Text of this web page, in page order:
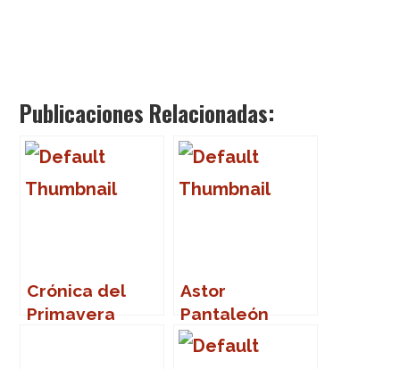
Publicaciones Relacionadas:
Crónica del
Primavera
Astor
Pantaleón
Piazzola, o la